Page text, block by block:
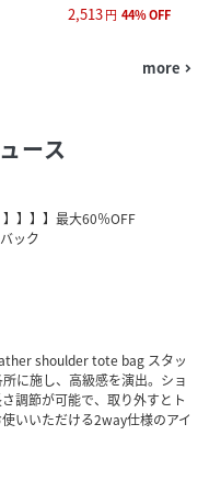
2,513円 44%OFF
more navigate_next
ース
】】】】最大60％OFF
ック
shoulder tote bag スタッ
に施し、高級感を演出。ショ
調節が可能で、取り外すとト
いいただける2way仕様のアイ